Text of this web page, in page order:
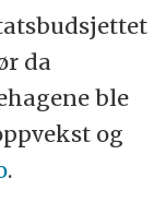
da
ble
og
.